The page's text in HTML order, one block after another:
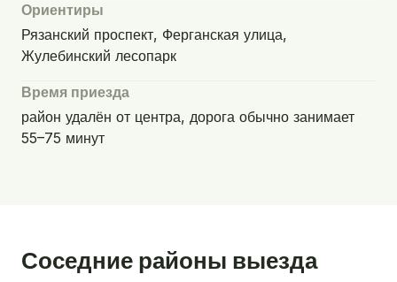
Ориентиры
Рязанский проспект, Ферганская улица,
Жулебинский лесопарк
Время приезда
район удалён от центра, дорога обычно занимает
55–75 минут
Соседние районы выезда